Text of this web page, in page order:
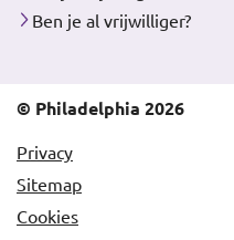
Ben je al vrijwilliger?
© Philadelphia 2026
Privacy
Sitemap
Cookies